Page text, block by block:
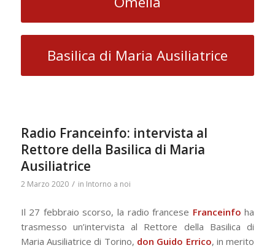
Basilica di Maria Ausiliatrice
Radio Franceinfo: intervista al
Rettore della Basilica di Maria
Ausiliatrice
2 Marzo 2020 / in Intorno a noi
Il 27 febbraio scorso, la radio francese Franceinfo ha
trasmesso un’intervista al Rettore della Basilica di
Maria Ausiliatrice di Torino, don Guido Errico, in merito